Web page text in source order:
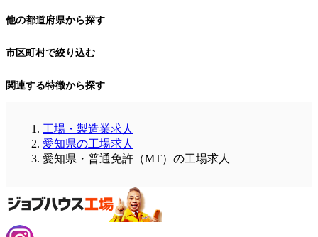
他の都道府県から探す
市区町村で絞り込む
関連する特徴から探す
工場・製造業求人
愛知県の工場求人
愛知県・普通免許（MT）の工場求人